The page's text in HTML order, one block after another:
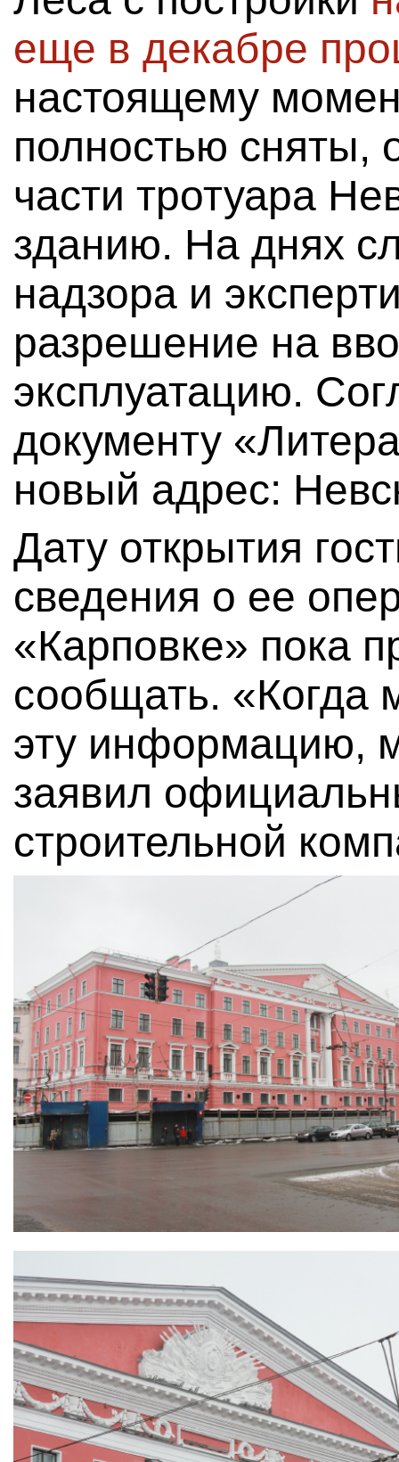
еще в декабре
настоящему
полностью сняты,
части тротуара
зданию. На днях
надзора и
разрешение на
эксплуатацию.
документу
новый адрес:
Дату открытия
сведения о ее
«Карповке» пока
сообщать. «Когда
эту информацию,
заявил
строительной